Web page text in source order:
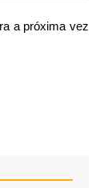
a próxima vez